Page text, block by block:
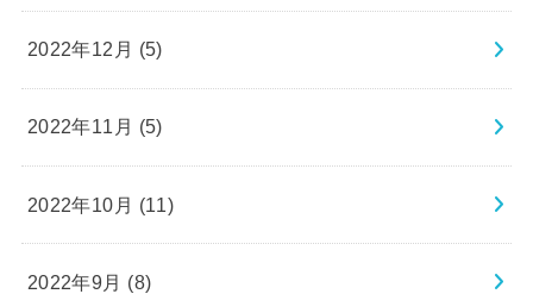
2022年12月 (5)
2022年11月 (5)
2022年10月 (11)
2022年9月 (8)